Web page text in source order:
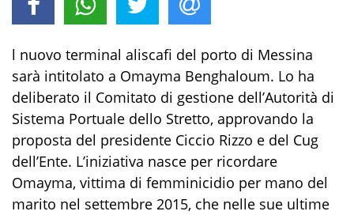
l nuovo terminal aliscafi del porto di Messina
sarà intitolato a Omayma Benghaloum. Lo ha
deliberato il Comitato di gestione dell’Autorità di
Sistema Portuale dello Stretto, approvando la
proposta del presidente Ciccio Rizzo e del Cug
dell’Ente. L’iniziativa nasce per ricordare
Omayma, vittima di femminicidio per mano del
marito nel settembre 2015, che nelle sue ultime